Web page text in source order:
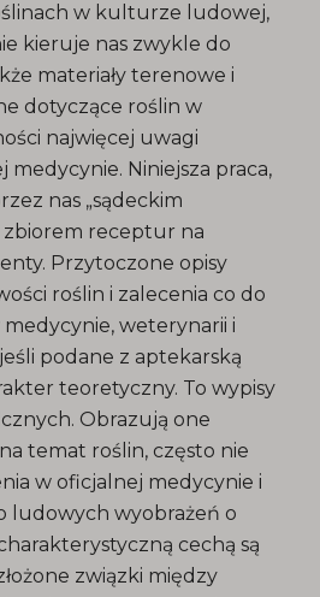
w kulturze ludowej,
kieruje nas zwykle do
materiały terenowe i
dotyczące roślin w
najwięcej uwagi
medycynie. Niniejsza praca,
nas „sądeckim
zbiorem receptur na
Przytoczone opisy
roślin i zalecenia co do
medycynie, weterynarii i
podane z aptekarską
teoretyczny. To wypisy
Obrazują one
temat roślin, często nie
w oficjalnej medycynie i
ludowych wyobrażeń o
cechą są
związki między